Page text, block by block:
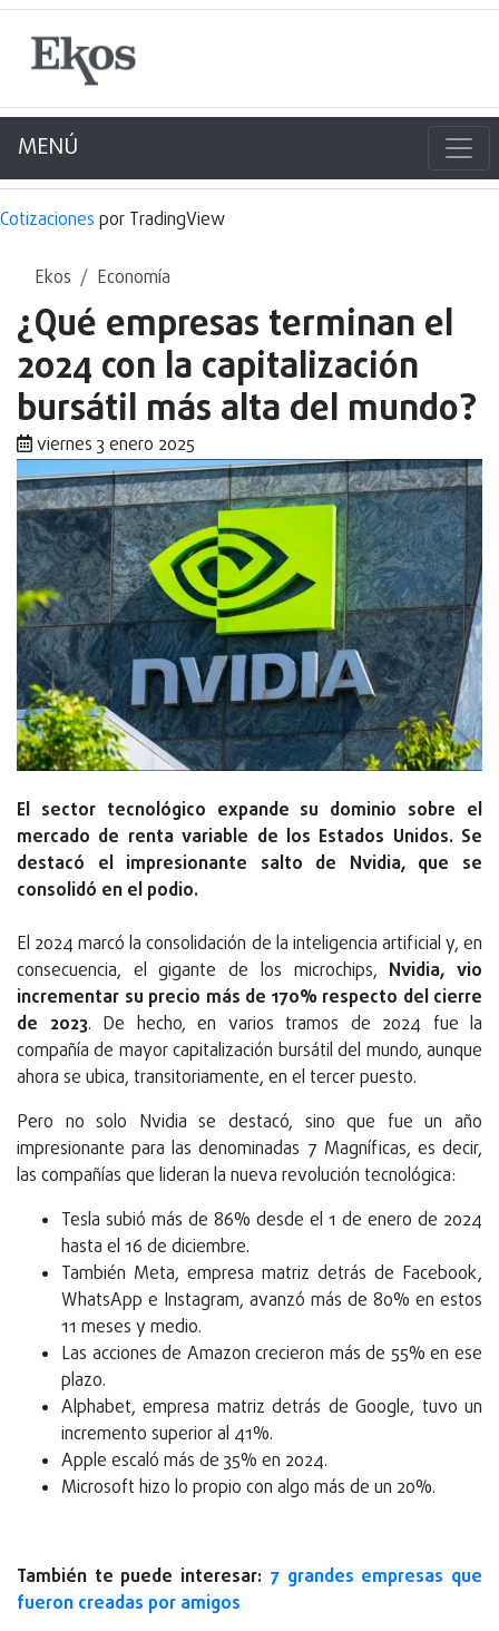
MENÚ
Cotizaciones por TradingView
Ekos Economía
¿Qué empresas terminan el
2024 con la capitalización
bursátil más alta del mundo?
viernes 3 enero 2025
El sector tecnológico expande su dominio sobre el
mercado de renta variable de los Estados Unidos. Se
destacó el impresionante salto de Nvidia, que se
consolidó en el podio.
El 2024 marcó la consolidación de la inteligencia artificial y, en
consecuencia, el gigante de los microchips, Nvidia, vio
incrementar su precio más de 170% respecto del cierre
de 2023. De hecho, en varios tramos de 2024 fue la
compañía de mayor capitalización bursátil del mundo, aunque
ahora se ubica, transitoriamente, en el tercer puesto.
Pero no solo Nvidia se destacó, sino que fue un año
impresionante para las denominadas 7 Magníficas, es decir,
las compañías que lideran la nueva revolución tecnológica:
Tesla subió más de 86% desde el 1 de enero de 2024
hasta el 16 de diciembre.
También Meta, empresa matriz detrás de Facebook,
WhatsApp e Instagram, avanzó más de 80% en estos
11 meses y medio.
Las acciones de Amazon crecieron más de 55% en ese
plazo.
Alphabet, empresa matriz detrás de Google, tuvo un
incremento superior al 41%.
Apple escaló más de 35% en 2024.
Microsoft hizo lo propio con algo más de un 20%.
También te puede interesar: 7 grandes empresas que
fueron creadas por amigos